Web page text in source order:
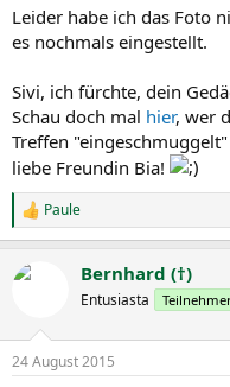
Hust,
Leider habe ich das Foto
es nochmals eingestellt.
Sivi, ich fürchte, dein
Schau doch mal hier, wer
Treffen
liebe Freundin Bia!
R
e
k
e
Paule
Bernhard (†)
Entusiasta
24 August 2015